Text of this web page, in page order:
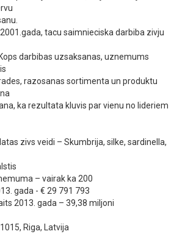
tacu saimnieciska darbiba zivju
darbibas uzsaksanas, uznemums
razosanas sortimenta un produktu
ka rezultata kluvis par vienu no lideriem
zivs veidi – Skumbrija, silke, sardinella,
– vairak ka 200
gada - € 29 791 793
2013. gada – 39,38 miljoni
Riga, Latvija